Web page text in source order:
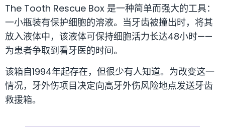
The Tooth Rescue Box 是一种简单而强大的工具：
一小瓶装有保护细胞的溶液。当牙齿被撞出时，将其
放入液体中，该液体可保持细胞活力长达48小时——
为患者争取到看牙医的时间。
该箱自1994年起存在，但很少有人知道。为改变这一
情况，牙外伤项目决定向高牙外伤风险地点发送牙齿
救援箱。